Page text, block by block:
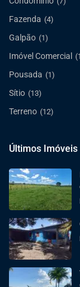
Fazenda (4)
Galpão (1)
Imóvel Comercial
Pousada (1)
Sítio (13)
Terreno (12)
Últimos Imóveis